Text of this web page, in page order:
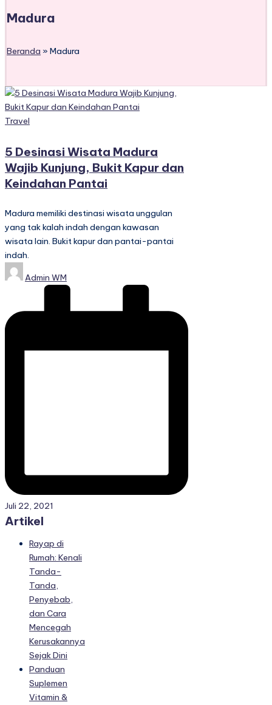
Madura
Beranda » Madura
Posted
Travel
5 Desinasi Wisata Madura
Wajib Kunjung, Bukit Kapur dan
Keindahan Pantai
Madura memiliki destinasi wisata unggulan
yang tak kalah indah dengan kawasan
wisata lain. Bukit kapur dan pantai-pantai
indah.
Posted
by
Admin WM
Juli 22, 2021
Artikel
Rayap di
Rumah: Kenali
Tanda-
Tanda,
Penyebab,
dan Cara
Mencegah
Kerusakannya
Sejak Dini
Panduan
Suplemen
Vitamin &